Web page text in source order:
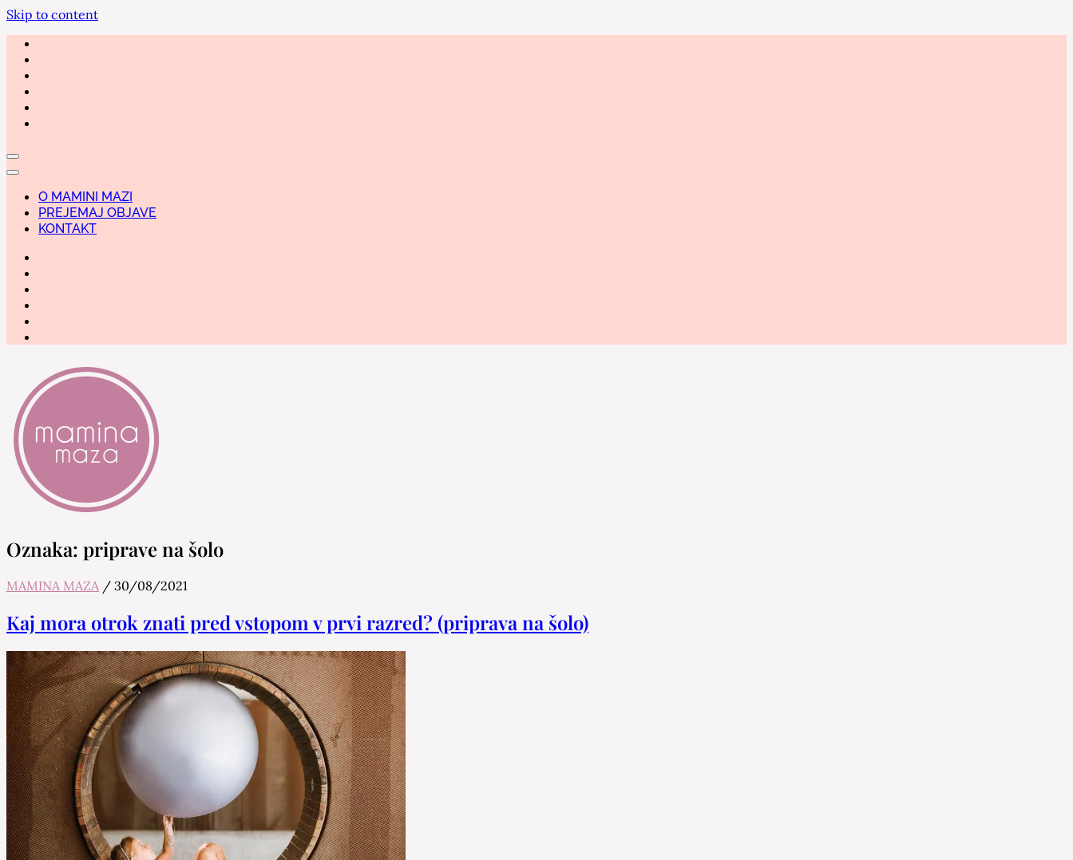
Skip to content
O MAMINI MAZI
PREJEMAJ OBJAVE
KONTAKT
Mamina Maza
Blog & Portal za starše in bodoče starše
Oznaka: priprave na šolo
MAMINA MAZA / 30/08/2021
Kaj mora otrok znati pred vstopom v prvi razred? (priprava na šolo)